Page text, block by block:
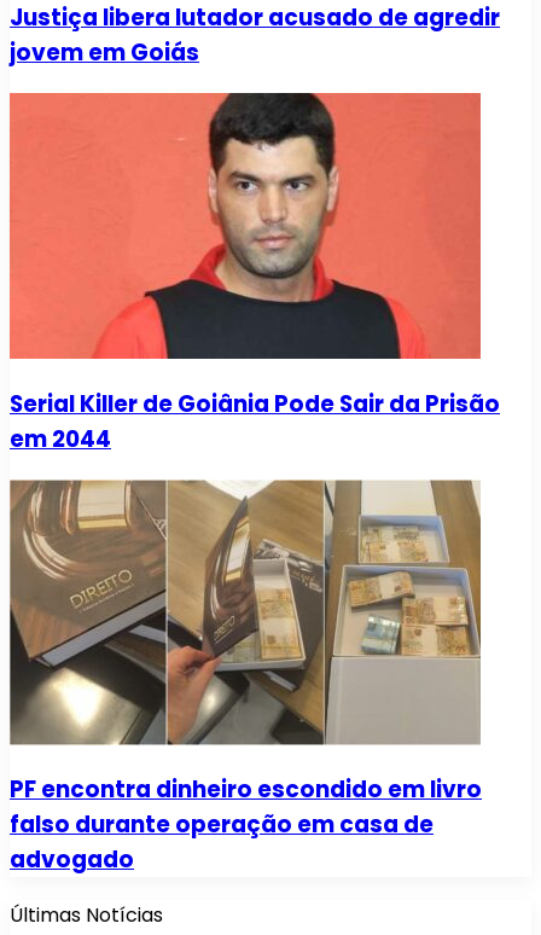
Justiça libera lutador acusado de agredir
jovem em Goiás
Serial Killer de Goiânia Pode Sair da Prisão
em 2044
PF encontra dinheiro escondido em livro
falso durante operação em casa de
advogado
Últimas Notícias